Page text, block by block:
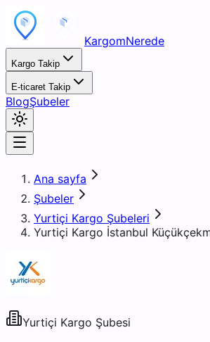
KargomNerede
Kargo Takip
E-ticaret Takip
BlogŞubeler
Ana sayfa
Şubeler
Yurtiçi Kargo Şubeleri
Yurtiçi Kargo İstanbul
Yurtiçi Kargo Şubesi